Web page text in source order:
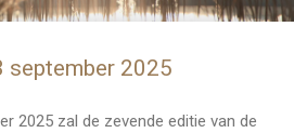
september 2025
2025 zal de zevende editie van de